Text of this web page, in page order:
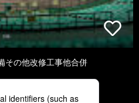
その他改修工事他合併